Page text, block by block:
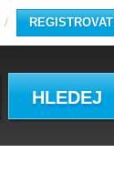
/ REGISTROVAT
HLEDEJ